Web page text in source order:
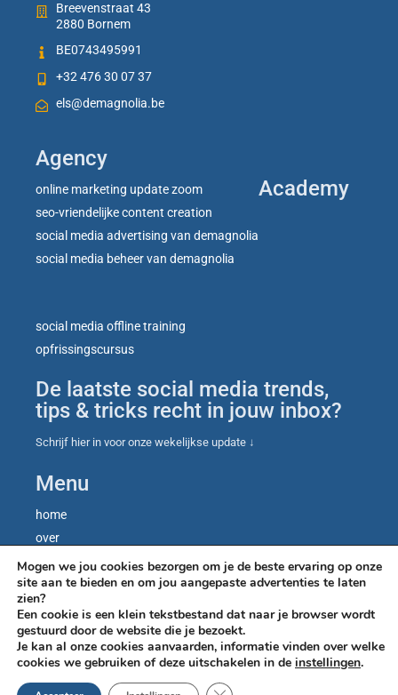
Breevenstraat 43
2880 Bornem
BE0743495991
+32 476 30 07 37
els@demagnolia.be
Agency
online marketing update zoom
seo-vriendelijke content creation
social media advertising van demagnolia
social media beheer van demagnolia
Academy
social media offline training
opfrissingscursus
De laatste social media trends,
tips & tricks recht in jouw inbox?
Schrijf hier in voor onze wekelijkse update ↓
Menu
home
over
contact
blog
let’s talk
Mogen we jou cookies bezorgen om je de beste ervaring op onze
site aan te bieden en om jou aangepaste advertenties te laten
zien?
Een cookie is een klein tekstbestand dat naar je browser wordt
gestuurd door de website die je bezoekt.
Je kan al onze cookies aanvaarden, informatie vinden over welke
cookies we gebruiken of deze uitschakelen in de instellingen.